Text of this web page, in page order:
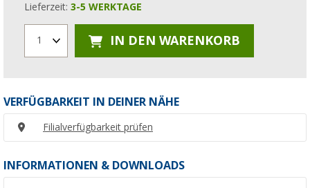
Lieferzeit: 3-5 WERKTAGE
1 IN DEN WARENKORB
VERFÜGBARKEIT IN DEINER NÄHE
Filialverfügbarkeit prüfen
INFORMATIONEN & DOWNLOADS